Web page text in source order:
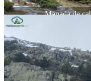
Manada de